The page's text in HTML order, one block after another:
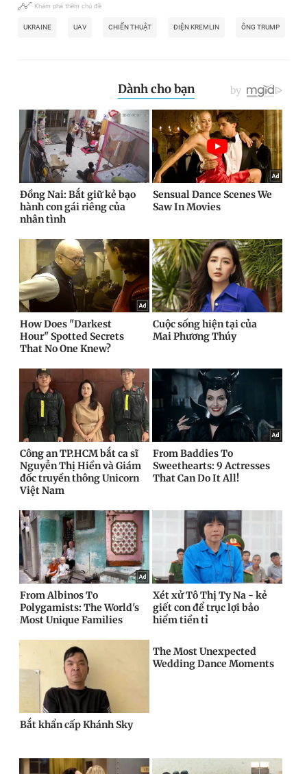
Khám phá thêm chủ đề
UKRAINE UAV CHIẾN THUẬT ĐIỆN KREMLIN ÔNG TRUMP